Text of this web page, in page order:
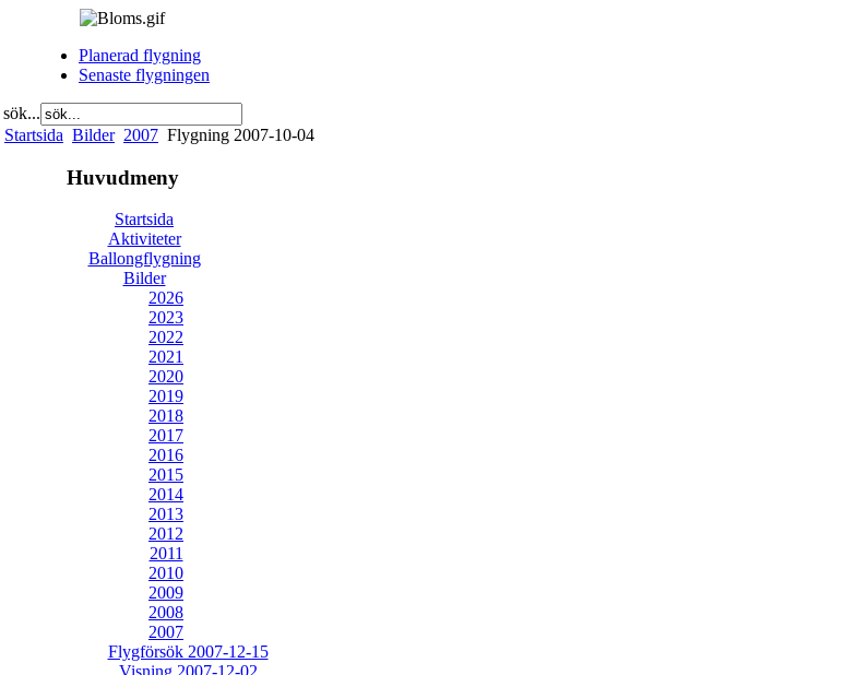
Planerad flygning
Senaste flygningen
sök...
Startsida Bilder 2007 Flygning 2007-10-04
Huvudmeny
Startsida
Aktiviteter
Ballongflygning
Bilder
2026
2023
2022
2021
2020
2019
2018
2017
2016
2015
2014
2013
2012
2011
2010
2009
2008
2007
Flygförsök 2007-12-15